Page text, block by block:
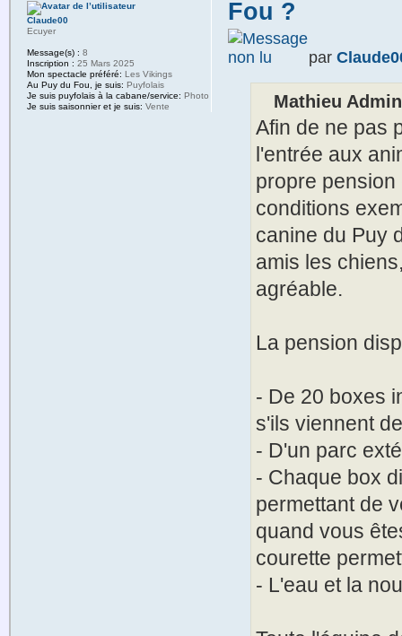
Fou ?
par
Mathieu
Afin de ne pas
l'entrée aux
propre
conditions
canine du Puy
amis les
agréable.
La pension
- De 20 boxes
s'ils viennent
- D'un parc
- Chaque box
permettant de
quand vous
courette
- L'eau et la
Claude00
Ecuyer
Message(s) : 8
Inscription : 25 Mars 2025
Mon spectacle préféré: Les Vikings
Au Puy du Fou, je suis: Puyfolais
Je suis puyfolais à la cabane/service: Photo
Je suis saisonnier et je suis: Vente